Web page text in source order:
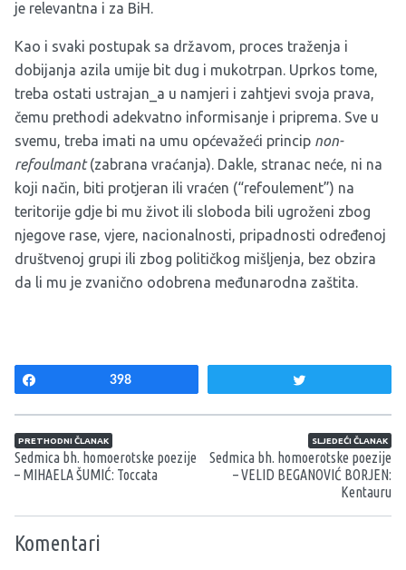
je relevantna i za BiH.
Kao i svaki postupak sa državom, proces traženja i
dobijanja azila umije bit dug i mukotrpan. Uprkos tome,
treba ostati ustrajan_a u namjeri i zahtjevi svoja prava,
čemu prethodi adekvatno informisanje i priprema. Sve u
svemu, treba imati na umu općevažeći princip non-
refoulmant(zabrana vraćanja). Dakle, stranac neće, ni na
koji način, biti protjeran ili vraćen (“refoulement”) na
teritorije gdje bi mu život ili sloboda bili ugroženi zbog
njegove rase, vjere, nacionalnosti, pripadnosti određenoj
društvenoj grupi ili zbog političkog mišljenja, bez obzira
da li mu je zvanično odobrena međunarodna zaštita.
398
Navigacija članaka
PRETHODNI ČLANAK
Sedmica bh. homoerotske poezije
– MIHAELA ŠUMIĆ: Toccata
SLJEDEĆI ČLANAK
Sedmica bh. homoerotske poezije
– VELID BEGANOVIĆ BORJEN:
Kentauru
Komentari